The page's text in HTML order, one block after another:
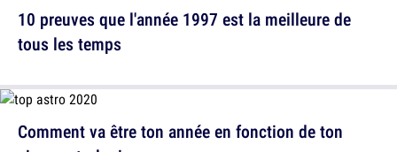
Comment va être ton année en fonction de ton
10 preuves que l'année 1997 est la meilleure de
tous les temps